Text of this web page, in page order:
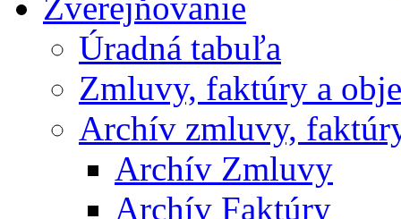
Úradná tabuľa
Zmluvy, faktúry a
Archív zmluvy,
Archív Zmluvy
Archív Faktúry